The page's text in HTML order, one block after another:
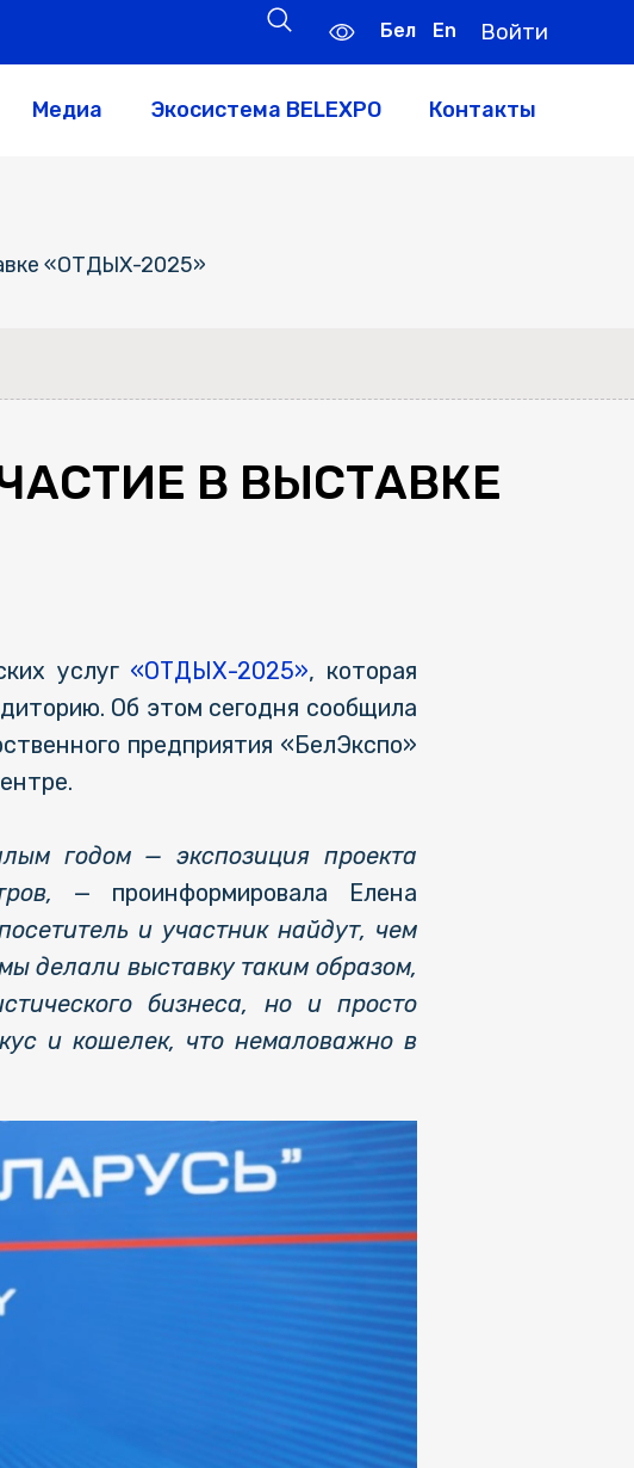
Бел En Войти
Медиа Экосистема BELEXPO Контакты
«ОТДЫХ-2025»
В ВЫСТАВКЕ
услуг «ОТДЫХ-2025», которая
Об этом сегодня сообщила
предприятия «БелЭкспо»
годом — экспозиция проекта
— проинформировала Елена
и участник найдут, чем
делали выставку таким образом,
бизнеса, но и просто
и кошелек, что немаловажно в